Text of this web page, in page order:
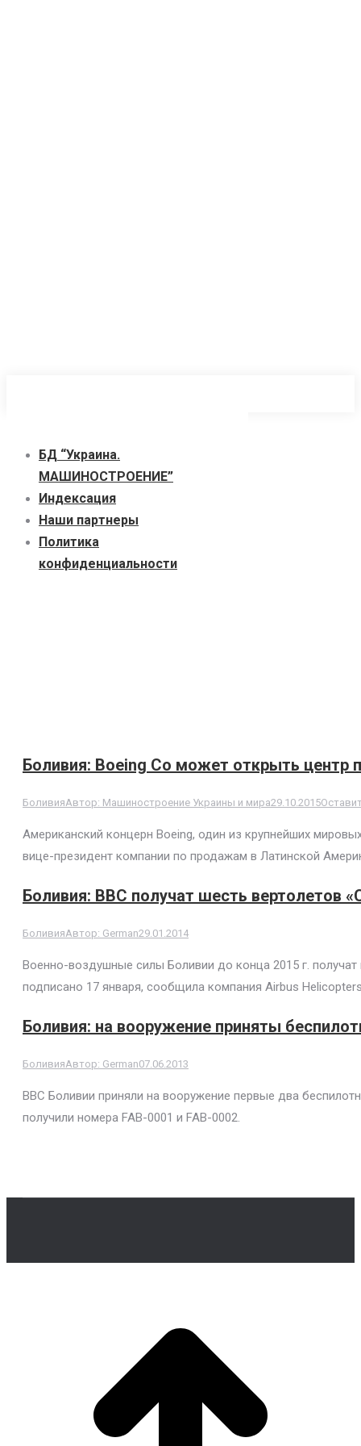
БД “Украина.
МАШИНОСТРОЕНИЕ”
Индекcация
Наши партнеры
Политика
конфиденциальности
Боливия: Boeing Co может открыть центр
БоливияАвтор: Машиностроение Украины и мира29.10.2015
Американский концерн Boeing, один из крупнейших
вице-президент компании по продажам в Латинской
Боливия: ВВС получат шесть вертолетов
БоливияАвтор: German29.01.2014
Военно-воздушные силы Боливии до конца 2015 г.
подписано 17 января, сообщила компания Airbus Helicopters
Боливия: на вооружение приняты
БоливияАвтор: German07.06.2013
ВВС Боливии приняли на вооружение первые два
получили номера FAB-0001 и FAB-0002.